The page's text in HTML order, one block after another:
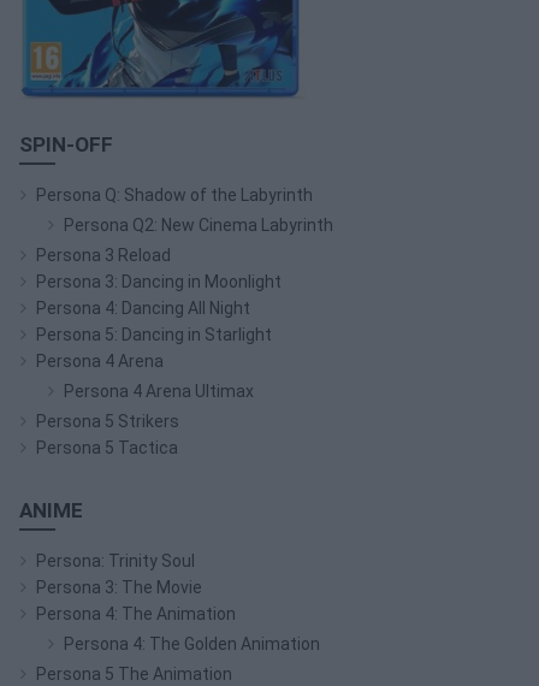
SPIN-OFF
Persona Q: Shadow of the Labyrinth
Persona Q2: New Cinema Labyrinth
Persona 3 Reload
Persona 3: Dancing in Moonlight
Persona 4: Dancing All Night
Persona 5: Dancing in Starlight
Persona 4 Arena
Persona 4 Arena Ultimax
Persona 5 Strikers
Persona 5 Tactica
ANIME
Persona: Trinity Soul
Persona 3: The Movie
Persona 4: The Animation
Persona 4: The Golden Animation
Persona 5 The Animation